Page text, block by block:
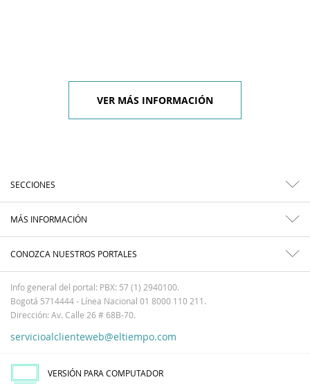
VER MÁS INFORMACIÓN
SECCIONES
MÁS INFORMACIÓN
CONOZCA NUESTROS PORTALES
Info general del portal: PBX: 57 (1) 2940100.
Bogotá 5714444 - Línea Nacional 01 8000 110 211.
Dirección: Av. Calle 26 # 68B-70.
servicioalclienteweb@eltiempo.com
VERSIÓN PARA COMPUTADOR